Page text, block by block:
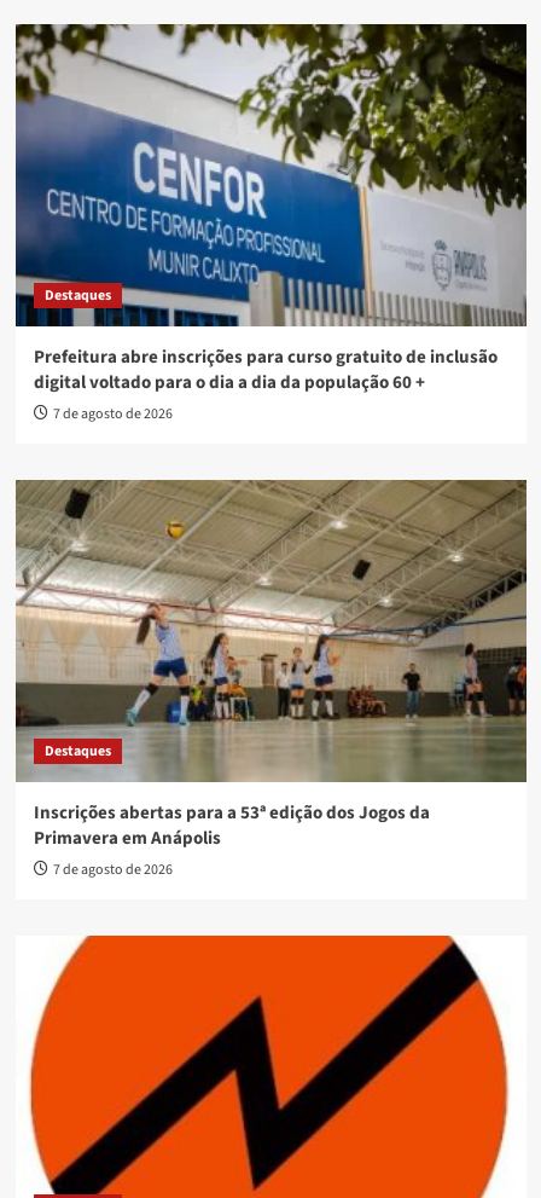
Destaques
Prefeitura abre inscrições para curso gratuito de inclusão
digital voltado para o dia a dia da população 60 +
7 de agosto de 2026
Destaques
Inscrições abertas para a 53ª edição dos Jogos da
Primavera em Anápolis
7 de agosto de 2026